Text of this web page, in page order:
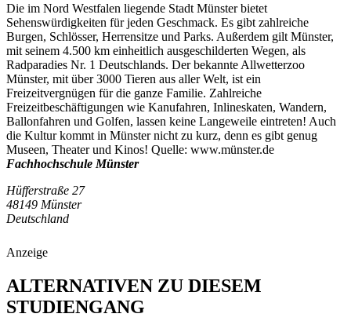
Die im Nord Westfalen liegende Stadt Münster bietet
Sehenswürdigkeiten für jeden Geschmack. Es gibt zahlreiche
Burgen, Schlösser, Herrensitze und Parks. Außerdem gilt Münster,
mit seinem 4.500 km einheitlich ausgeschilderten Wegen, als
Radparadies Nr. 1 Deutschlands. Der bekannte Allwetterzoo
Münster, mit über 3000 Tieren aus aller Welt, ist ein
Freizeitvergnügen für die ganze Familie. Zahlreiche
Freizeitbeschäftigungen wie Kanufahren, Inlineskaten, Wandern,
Ballonfahren und Golfen, lassen keine Langeweile eintreten! Auch
die Kultur kommt in Münster nicht zu kurz, denn es gibt genug
Museen, Theater und Kinos! Quelle: www.münster.de
Fachhochschule Münster
Hüfferstraße 27
48149 Münster
Deutschland
Anzeige
ALTERNATIVEN ZU DIESEM
STUDIENGANG